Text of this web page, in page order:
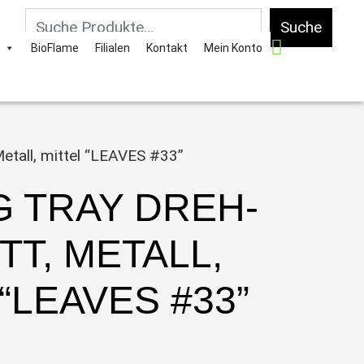
Suche
BioFlame Filialen Kontakt Mein Konto
mittel “LEAVES #33”
TRAY DREH-
METALL,
#33”